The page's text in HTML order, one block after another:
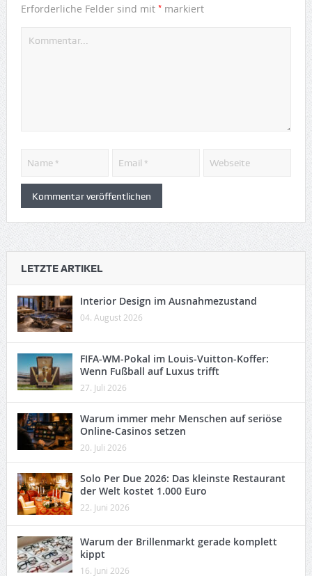
Erforderliche Felder sind mit *markiert
LETZTE ARTIKEL
Interior Design im Ausnahmezustand
04. August 2026
FIFA-WM-Pokal im Louis-Vuitton-Koffer:
Wenn Fußball auf Luxus trifft
27. Juli 2026
Warum immer mehr Menschen auf seriöse
Online-Casinos setzen
20. Juli 2026
Solo Per Due 2026: Das kleinste Restaurant
der Welt kostet 1.000 Euro
22. Juni 2026
Warum der Brillenmarkt gerade komplett
kippt
16. Juni 2026